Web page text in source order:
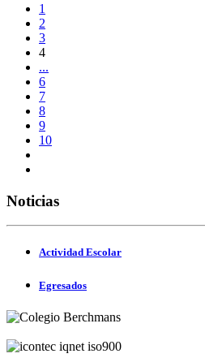
1
2
3
4
...
6
7
8
9
10
Noticias
Actividad Escolar
Egresados